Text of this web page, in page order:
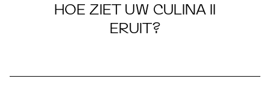
CULINA II
HOE ZIET UW CULINA II
ERUIT?